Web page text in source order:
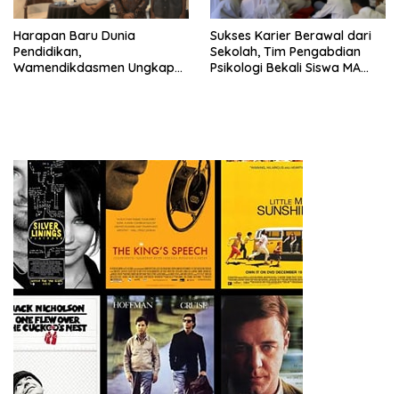
Harapan Baru Dunia
Pendidikan,
Wamendikdasmen Ungkap
Sukses Karier Berawal dari
Sekolah, Tim Pengabdian
Psikologi Bekali Siswa MA